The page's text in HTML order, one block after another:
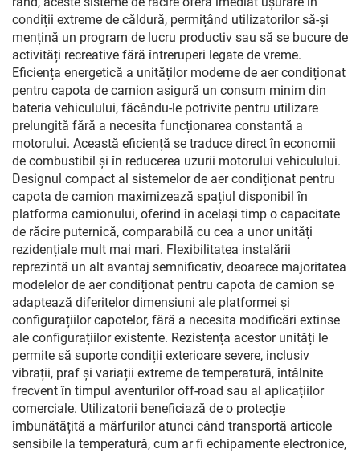
condiții extreme de căldură, permițând utilizatorilor să-și
mențină un program de lucru productiv sau să se bucure de
activități recreative fără întreruperi legate de vreme.
Eficiența energetică a unităților moderne de aer condiționat
pentru capota de camion asigură un consum minim din
bateria vehiculului, făcându-le potrivite pentru utilizare
prelungită fără a necesita funcționarea constantă a
motorului. Această eficiență se traduce direct în economii
de combustibil și în reducerea uzurii motorului vehiculului.
Designul compact al sistemelor de aer condiționat pentru
capota de camion maximizează spațiul disponibil în
platforma camionului, oferind în același timp o capacitate
de răcire puternică, comparabilă cu cea a unor unități
rezidențiale mult mai mari. Flexibilitatea instalării
reprezintă un alt avantaj semnificativ, deoarece majoritatea
modelelor de aer condiționat pentru capota de camion se
adaptează diferitelor dimensiuni ale platformei și
configurațiilor capotelor, fără a necesita modificări extinse
ale configurațiilor existente. Rezistența acestor unități le
permite să suporte condiții exterioare severe, inclusiv
vibrații, praf și variații extreme de temperatură, întâlnite
frecvent în timpul aventurilor off-road sau al aplicațiilor
comerciale. Utilizatorii beneficiază de o protecție
îmbunătățită a mărfurilor atunci când transportă articole
sensibile la temperatură, cum ar fi echipamente electronice,